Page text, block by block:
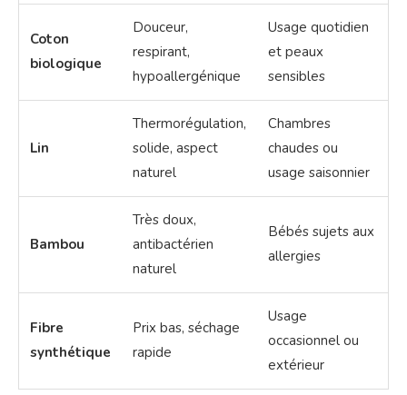
Coton
biologique
Douceur,
respirant,
hypoallergénique
Usage quotidien
et peaux
sensibles
Lin
Thermorégulation,
solide, aspect
naturel
Chambres
chaudes ou
usage saisonnier
Bambou
Très doux,
antibactérien
naturel
Bébés sujets aux
allergies
Fibre
synthétique
Prix bas, séchage
rapide
Usage
occasionnel ou
extérieur